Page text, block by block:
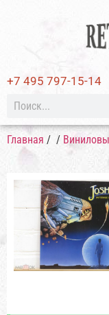
+7 495 797-15-14
Главная / /